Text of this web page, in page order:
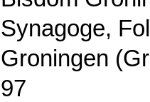
Synagoge,
Groningen
97